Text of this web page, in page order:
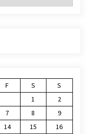
F S
S
1
2
7 8
9
14 15
16